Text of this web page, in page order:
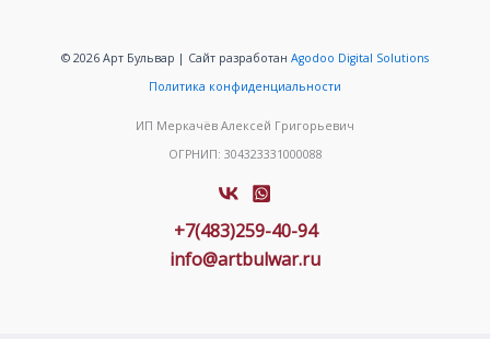
© 2026 Арт Бульвар | Сайт разработан Agodoo Digital Solutions
Политика конфиденциальности
ИП Меркачёв Алексей Григорьевич
ОГРНИП: 304323331000088
+7(483)259-40-94
info@artbulwar.ru